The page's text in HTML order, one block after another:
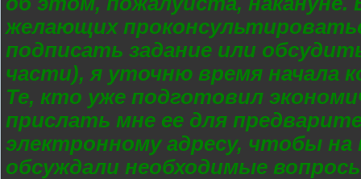
желающих
подписать задание или
части), я уточню время начала
Те, кто уже подготовил
прислать мне ее для
электронному адресу, чтобы
обсуждали необходимые